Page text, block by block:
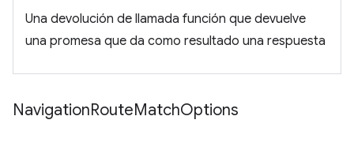
Una devolución de llamada función que devuelve
una promesa que da como resultado una respuesta
NavigationRouteMatchOptions